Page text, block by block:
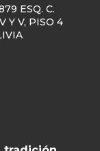
ESQ. C.
Y V, PISO 4